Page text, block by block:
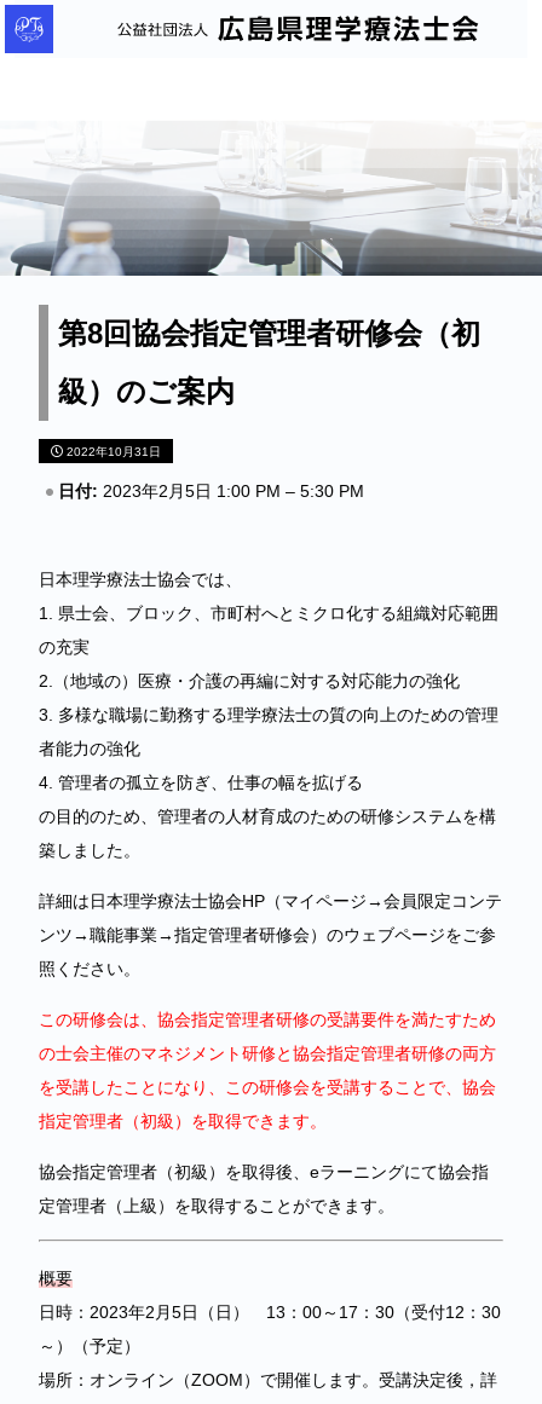
公
益
人
島
第8回協会指定管理者研修会（初
級）のご案内
2022年10月31日
日付: 2023年2月5日 1:00 PM – 5:30 PM
日本理学療法士協会では、
1. 県士会、ブロック、市町村へとミクロ化する組織対応範囲
の充実
2.（地域の）医療・介護の再編に対する対応能力の強化
3. 多様な職場に勤務する理学療法士の質の向上のための管理
者能力の強化
4. 管理者の孤立を防ぎ、仕事の幅を拡げる
の目的のため、管理者の人材育成のための研修システムを構
築しました。
詳細は日本理学療法士協会HP（マイページ→会員限定コンテ
ンツ→職能事業→指定管理者研修会）のウェブページをご参
照ください。
この研修会は、協会指定管理者研修の受講要件を満たすため
の士会主催のマネジメント研修と協会指定管理者研修の両方
を受講したことになり、この研修会を受講することで、協会
指定管理者（初級）を取得できます。
協会指定管理者（初級）を取得後、eラーニングにて協会指
定管理者（上級）を取得することができます。
概要
日時：2023年2月5日（日） 13：00～17：30（受付12：30
～）（予定）
場所：オンライン（ZOOM）で開催します。受講決定後，詳